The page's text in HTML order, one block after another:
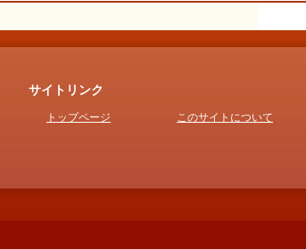
サイトリンク
トップページ このサイトについて